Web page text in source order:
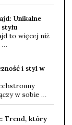
Unikalne
stylu
to więcej niż
…
i styl w
w sobie …
Trend, który